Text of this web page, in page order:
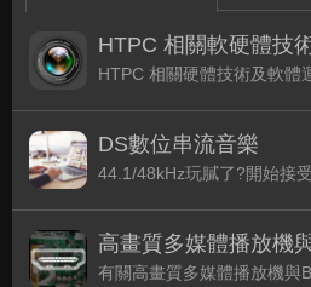
DS數位串流音樂